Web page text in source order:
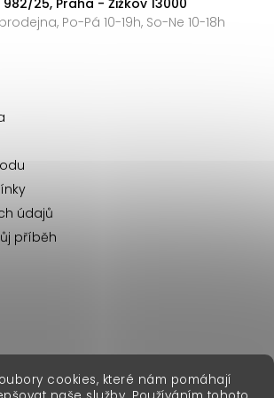
cookies, které nám pomáhají
Po-Pá 10-19h, So-Ne 10-18h
údajů
příběh
erikafashion.sk